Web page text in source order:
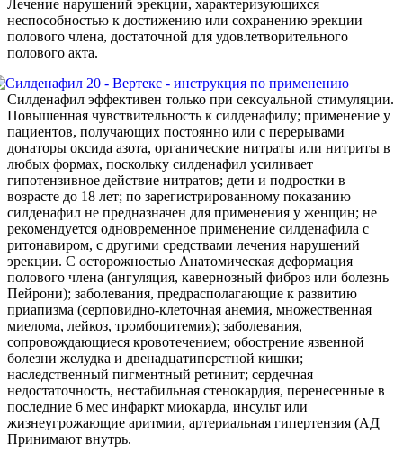
Лечение нарушений эрекции, характеризующихся
неспособностью к достижению или сохранению эрекции
полового члена, достаточной для удовлетворительного
полового акта.
Силденафил эффективен только при сексуальной стимуляции.
Повышенная чувствительность к силденафилу; применение у
пациентов, получающих постоянно или с перерывами
донаторы оксида азота, органические нитраты или нитриты в
любых формах, поскольку силденафил усиливает
гипотензивное действие нитратов; дети и подростки в
возрасте до 18 лет; по зарегистрированному показанию
силденафил не предназначен для применения у женщин; не
рекомендуется одновременное применение силденафила с
ритонавиром, с другими средствами лечения нарушений
эрекции. С осторожностью Анатомическая деформация
полового члена (ангуляция, кавернозный фиброз или болезнь
Пейрони); заболевания, предрасполагающие к развитию
приапизма (серповидно-клеточная анемия, множественная
миелома, лейкоз, тромбоцитемия); заболевания,
сопровождающиеся кровотечением; обострение язвенной
болезни желудка и двенадцатиперстной кишки;
наследственный пигментный ретинит; сердечная
недостаточность, нестабильная стенокардия, перенесенные в
последние 6 мес инфаркт миокарда, инсульт или
жизнеугрожающие аритмии, артериальная гипертензия (АД
Принимают внутрь.